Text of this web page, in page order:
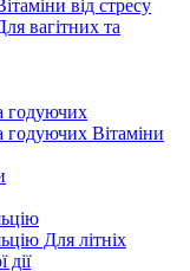
від стресу
вагітних та
годуючих
годуючих Вітаміни
Для літніх